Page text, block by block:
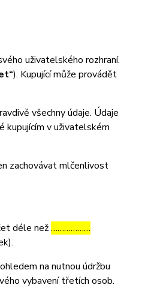
uživatelského rozhraní.
). Kupující může provádět
všechny údaje. Údaje
kupujícím v uživatelském
zachovávat mlčenlivost
déle než………………
na nutnou údržbu
vybavení třetích osob.